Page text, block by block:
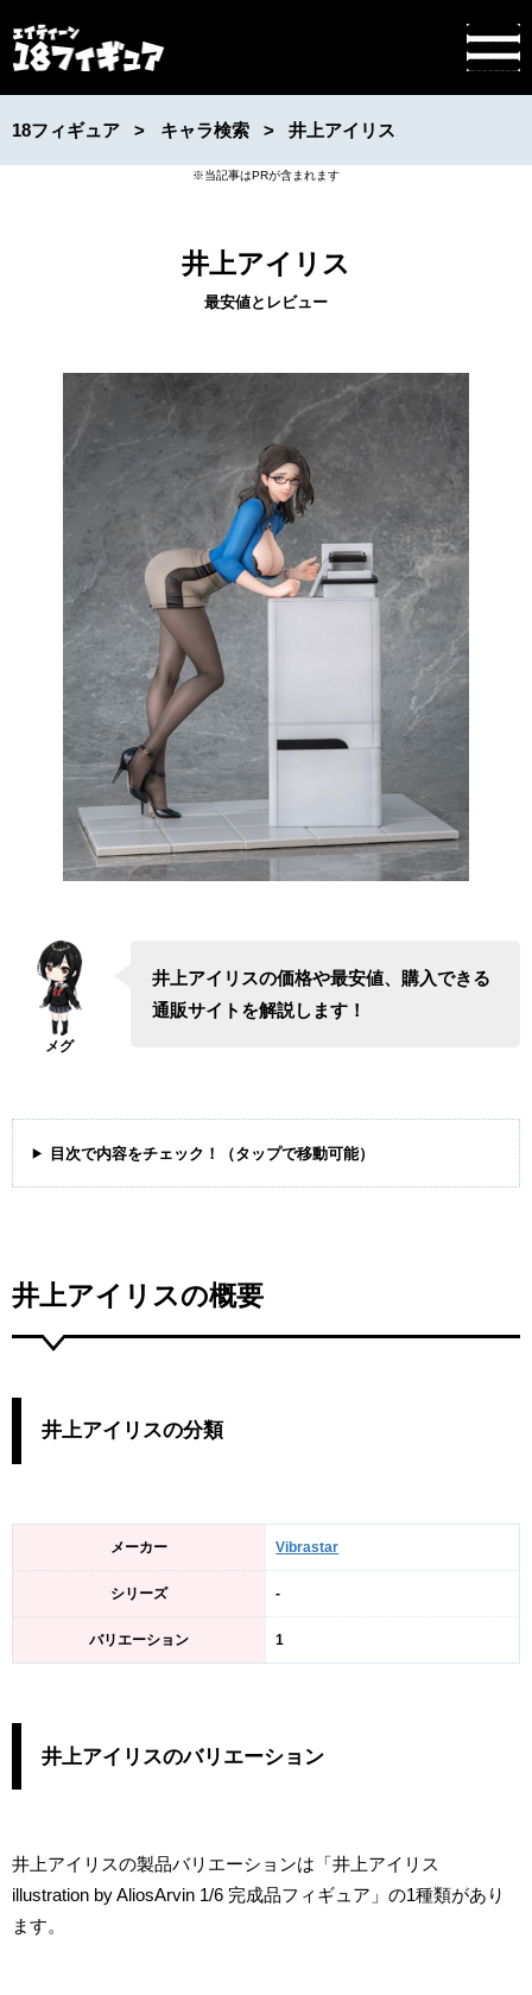
18フィギュア キャラ検索 井上アイリス
井上アイリス
最安値とレビュー
井上アイリスの価格や最安値、購入できる
通販サイトを解説します！
目次で内容をチェック！（タップで移動可能）
井上アイリスの概要
井上アイリスの分類
メーカー Vibrastar
シリーズ -
バリエーション 1
井上アイリスのバリエーション
井上アイリスの製品バリエーションは「井上アイリス
illustration by AliosArvin 1/6 完成品フィギュア」の1種類があり
ます。